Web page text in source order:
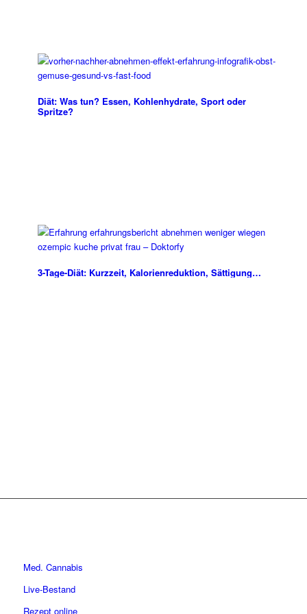
Diät: Was tun? Essen, Kohlenhydrate, Sport oder
Spritze?
3-Tage-Diät: Kurzzeit, Kalorienreduktion, Sättigung…
Med. Cannabis
Live-Bestand
Rezept online